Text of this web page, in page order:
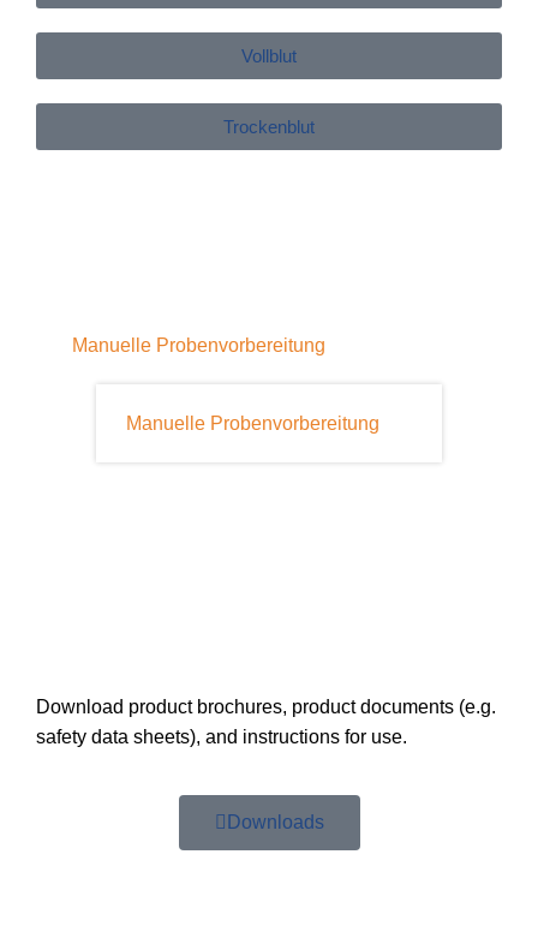
Vollblut
Trockenblut
Manuelle Probenvorbereitung
Manuelle Probenvorbereitung
Download product brochures, product documents (e.g.
safety data sheets), and instructions for use.
Downloads